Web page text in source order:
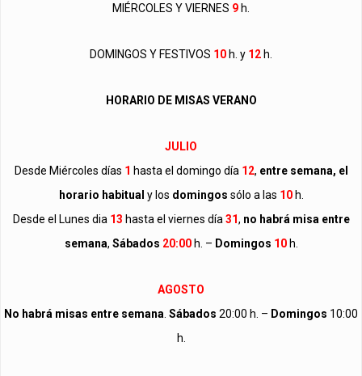
MIÉRCOLES Y VIERNES 9h.
DOMINGOS Y FESTIVOS 10h. y 12h.
HORARIO DE MISAS VERANO
JULIO
Desde Miércoles días 1 hasta el domingo día 12, entre semana, el
horario habitual y los domingos sólo a las 10h.
Desde el Lunes dia 13 hasta el viernes día 31, no habrá misa entre
semana, Sábados 20:00h. – Domingos 10h.
AGOSTO
No habrá misas entre semana Sábados 20:00 h. – Domingos 10:00
h.